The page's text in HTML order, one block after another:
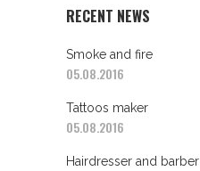
RECENT NEWS
Smoke and fire
05.08.2016
Tattoos maker
05.08.2016
Hairdresser and barber